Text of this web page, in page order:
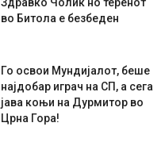
во Битола е безбеден
Го освои Мундијалот, беше
најдобар играч на СП, а сега
јава коњи на Дурмитор во
Црна Гора!